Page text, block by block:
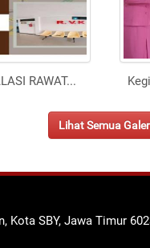
RAWAT...
Lihat Semua
Kota SBY, Jawa Timur